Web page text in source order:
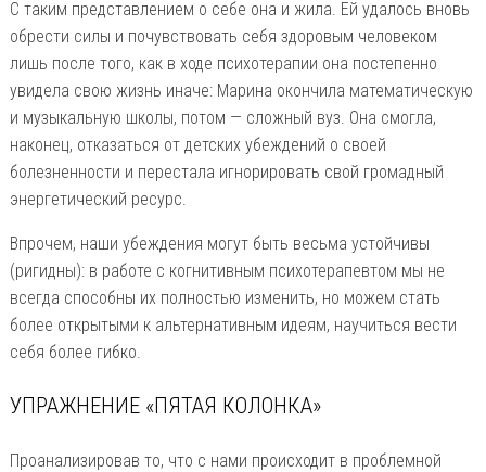
С таким представлением о себе она и жила. Ей удалось вновь
обрести силы и почувствовать себя здоровым человеком
лишь после того, как в ходе психотерапии она постепенно
увидела свою жизнь иначе: Марина окончила математическую
и музыкальную школы, потом — сложный вуз. Она смогла,
наконец, отказаться от детских убеждений о своей
болезненности и перестала игнорировать свой громадный
энергетический ресурс.
Впрочем, наши убеждения могут быть весьма устойчивы
(ригидны): в работе с когнитивным психотерапевтом мы не
всегда способны их полностью изменить, но можем стать
более открытыми к альтернативным идеям, научиться вести
себя более гибко.
УПРАЖНЕНИЕ «ПЯТАЯ КОЛОНКА»
Проанализировав то, что с нами происходит в проблемной